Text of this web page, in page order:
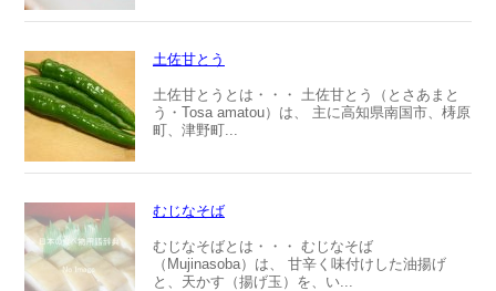
土佐甘とう
土佐甘とうとは・・・ 土佐甘とう（とさあまと
う・Tosa amatou）は、 主に高知県南国市、梼原
町、津野町...
むじなそば
むじなそばとは・・・ むじなそば
（Mujinasoba）は、 甘辛く味付けした油揚げ
と、天かす（揚げ玉）を、い...